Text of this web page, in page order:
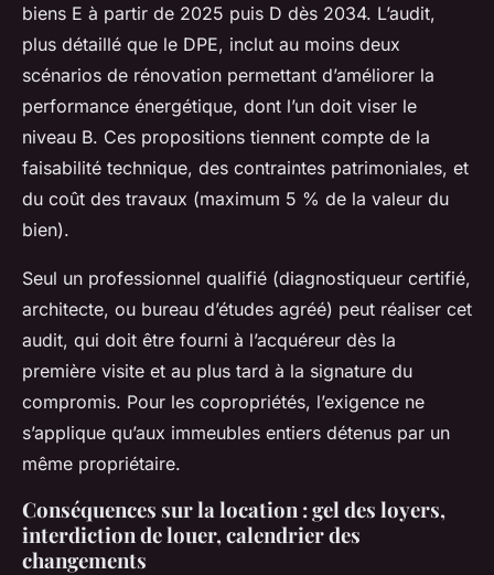
biens E à partir de 2025 puis D dès 2034. L’audit,
plus détaillé que le DPE, inclut au moins deux
scénarios de rénovation permettant d’améliorer la
performance énergétique, dont l’un doit viser le
niveau B. Ces propositions tiennent compte de la
faisabilité technique, des contraintes patrimoniales, et
du coût des travaux (maximum 5 % de la valeur du
bien).
Seul un professionnel qualifié (diagnostiqueur certifié,
architecte, ou bureau d’études agréé) peut réaliser cet
audit, qui doit être fourni à l’acquéreur dès la
première visite et au plus tard à la signature du
compromis. Pour les copropriétés, l’exigence ne
s’applique qu’aux immeubles entiers détenus par un
même propriétaire.
Conséquences sur la location : gel des loyers,
interdiction de louer, calendrier des
changements